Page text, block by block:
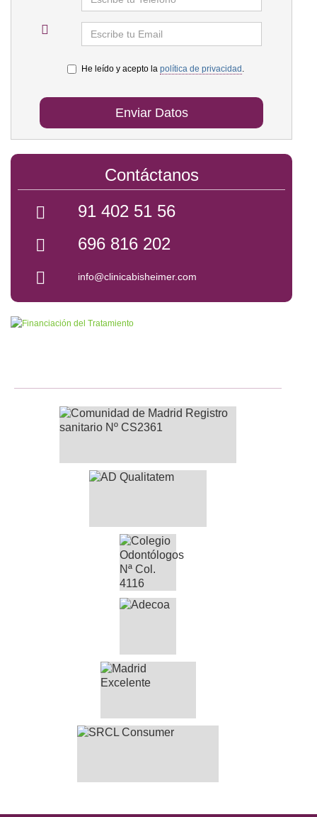
He leído y acepto la política de privacidad .
Enviar Datos
Contáctanos
91 402 51 56
696 816 202
info@clinicabisheimer.com